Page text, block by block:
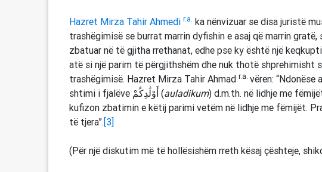
Hazret Mirza Tahir Ahmedi r.a. ka nënvizuar se disa juristë
trashëgimisë se burrat marrin dyfishin e asaj që marrin
zbatuar në të gjitha rrethanat, edhe pse ky është një
atë si një parim të përgjithshëm dhe nuk thotë shprehimisht
trashëgimisë. Hazret Mirza Tahir Ahmad r.a. vëren:
shtimi i fjalëve أَوْلَٰدِكُمْ (auladikum) d.m.th. në lidhje me
kufizon zbatimin e këtij parimi vetëm në lidhje me fëmijët.
të tjera”.[3]
(Për një diskutim më të hollësishëm rreth kësaj çështeje,